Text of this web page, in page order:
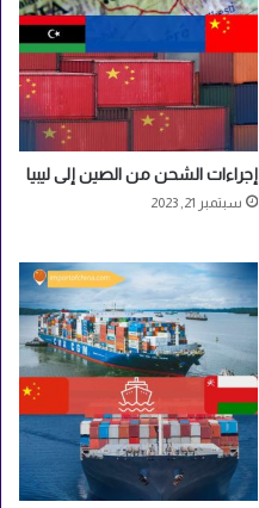
إجراءات الشحن من الصين إلى ليبيا
سبتمبر 21, 2023